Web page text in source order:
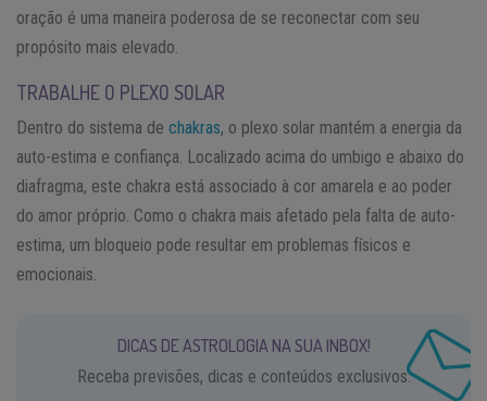
oração é uma maneira poderosa de se reconectar com seu
propósito mais elevado.
TRABALHE O PLEXO SOLAR
Dentro do sistema de chakras, o plexo solar mantém a energia da
auto-estima e confiança. Localizado acima do umbigo e abaixo do
diafragma, este chakra está associado à cor amarela e ao poder
do amor próprio. Como o chakra mais afetado pela falta de auto-
estima, um bloqueio pode resultar em problemas físicos e
emocionais.
DICAS DE ASTROLOGIA NA SUA INBOX!
Receba previsões, dicas e conteúdos exclusivos.